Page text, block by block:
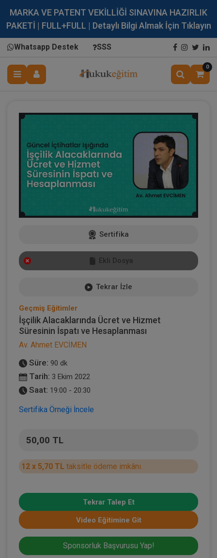
MARKA VE PATENT VEKİLLİĞİ SINAVINA HAZIRLIK
PAKETİ | FULL+FULL | Detaylı Bilgi Almak İçin Tıklayın
Whatsapp Destek SSS
0
Sertifika
Ekli Dosya
Tekrar İzle
Geçmiş Eğitimler
İşçilik Alacaklarında Ücret ve Hizmet
Süresinin İspatı ve Hesaplanması
Av. Ahmet EVCİMEN
Süre: 90 dk
Tarih: 3 Ekim 2022
Saat: 19:00 - 20:30
Sertifika Örneği İncele
50,00 TL
12 x 5,70 TL taksitle ödeme imkânı.
Tekrar Talep Et
Video Eğitimine Git
Sponsorluk Başvurusu Yap!